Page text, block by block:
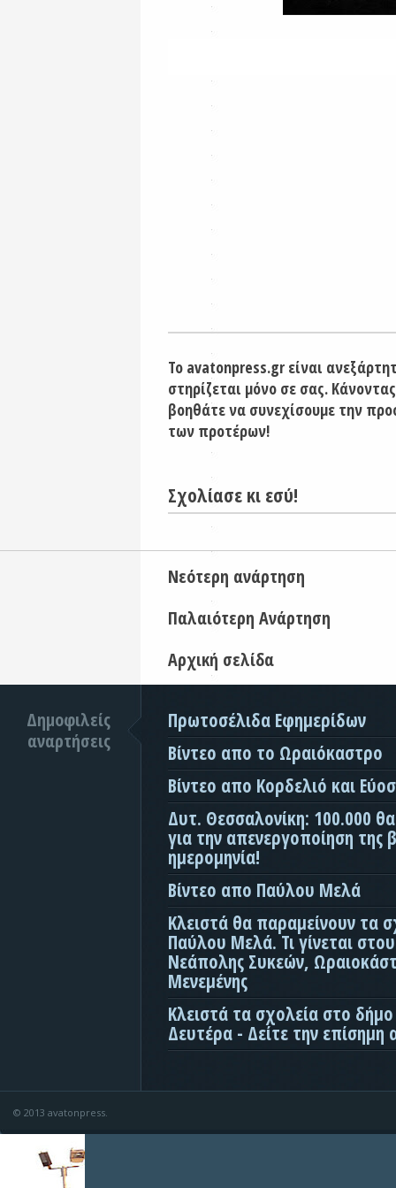
Το avatonpress.gr είναι
στηρίζεται μόνο σε σας.
βοηθάτε να συνεχίσουμε την
των προτέρων!
Σχολίασε κι εσύ!
Νεότερη ανάρτηση
Παλαιότερη Ανάρτηση
Αρχική σελίδα
Δημοφιλείς
αναρτήσεις
Πρωτοσέλιδα Εφημερίδων
Βίντεο απο το Ωραιόκαστρο
Βίντεο απο Κορδελιό και
Δυτ. Θεσσαλονίκη: 100.000
για την απενεργοποίηση της
ημερομηνία!
Βίντεο απο Παύλου Μελά
Κλειστά θα παραμείνουν τα
Παύλου Μελά. Τι γίνεται
Νεάπολης Συκεών,
Μενεμένης
Κλειστά τα σχολεία στο
Δευτέρα - Δείτε την επίσημη
© 2013 avatonpress.